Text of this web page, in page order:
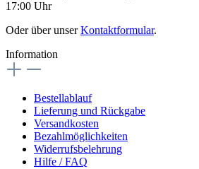
17:00 Uhr
Oder über unserKontaktformular.
Information
Bestellablauf
Lieferung und Rückgabe
Versandkosten
Bezahlmöglichkeiten
Widerrufsbelehrung
Hilfe / FAQ